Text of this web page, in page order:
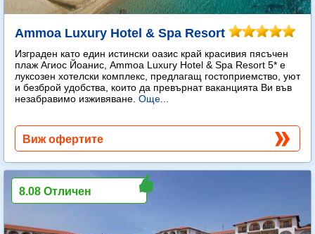
Ammoa Luxury Hotel & Spa Resort
Изграден като един истински оазис край красивия пясъчен
плаж Агиос Йоанис, Ammoa Luxury Hotel & Spa Resort 5* е
луксозен хотелски комплекс, предлагащ гостоприемство, уют
и безброй удобства, които да превърнат ваканцията Ви във
незабравимо изживяване. Още...
Виж офертите
8.08 Отличен